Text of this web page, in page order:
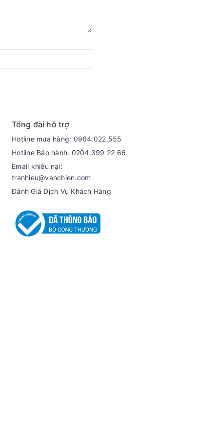
Tổng đài hỗ trợ
Hotline mua hàng: 0964.022.555
Hotline Bảo hành: 0204.399 22 66
Email khiếu nại:
tranhieu@vanchien.com
Đánh Giá Dịch Vụ Khách Hàng